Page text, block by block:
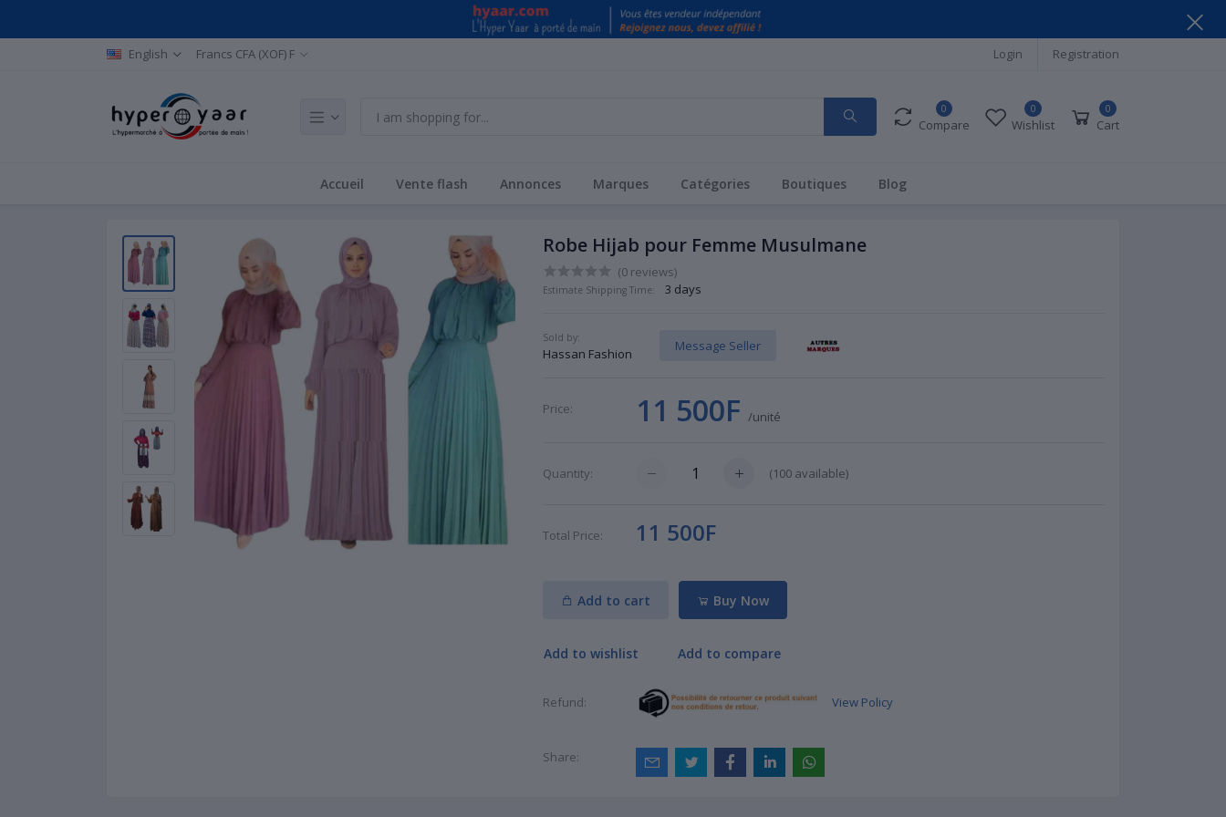
English Francs CFA (XOF) F Login Registration
0
Compare
0
Wishlist
0
Cart
Accueil Vente flash Annonces Marques Catégories Boutiques Blog
Robe Hijab pour Femme Musulmane
(0 reviews)
Estimate Shipping Time: 3 days
Sold by:
Hassan Fashion
Message Seller
Price: 11 500F/unité
Quantity: (100 available)
Total Price: 11 500F
Add to cart Buy Now
Add to wishlist Add to compare
Refund: View Policy
Share: